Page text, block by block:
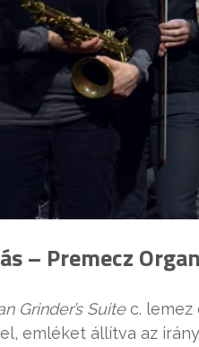
– Premecz
Grinder’s Suitec. lemez
emléket állítva az